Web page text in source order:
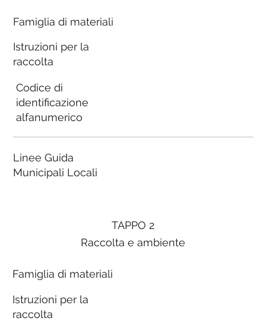
Famiglia di materiali
Istruzioni per la
raccolta
Codice di
identificazione
alfanumerico
Linee Guida
Municipali Locali
TAPPO 2
Raccolta e ambiente
Famiglia di materiali
Istruzioni per la
raccolta